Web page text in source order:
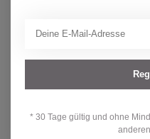
6 Jahre Koala
Oder brauchst du Hilfe bei
* 30 Tage gültig und ohne